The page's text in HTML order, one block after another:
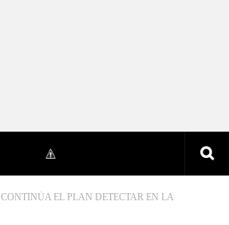
CONTINÚA EL PLAN DETECTAR EN LA